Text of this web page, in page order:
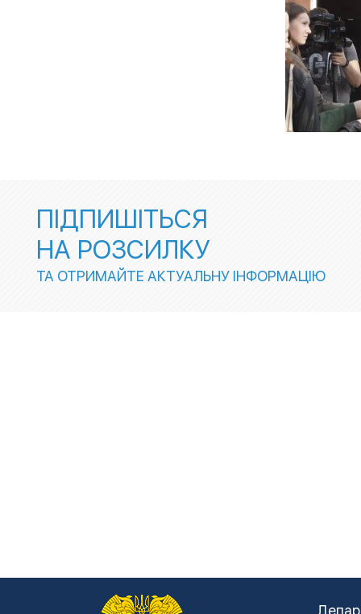
ПІДПИШІТЬСЯ
НА РОЗСИЛКУ
ТА ОТРИМАЙТЕ АКТУАЛЬНУ ІНФОРМАЦІЮ